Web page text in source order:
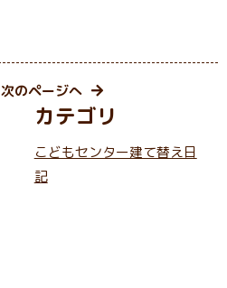
次のページへ
カテゴリ
こどもセンター建て替え日
記